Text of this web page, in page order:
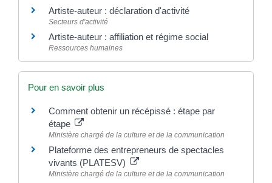
Artiste-auteur : déclaration d'activité
Secteurs d'activité
Artiste-auteur : affiliation et régime social
Ressources humaines
Pour en savoir plus
Comment obtenir un récépissé : étape par
étape
Ministère chargé de la culture et de la communication
Plateforme des entrepreneurs de spectacles
vivants (PLATESV)
Ministère chargé de la culture et de la communication